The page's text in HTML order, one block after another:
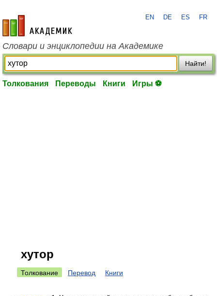
academic.ru
EN DE ES FR
Словари и энциклопедии на Академике
Найти!
Толкования Переводы Книги Игры ⚽
хутор
Толкование Перевод Книги